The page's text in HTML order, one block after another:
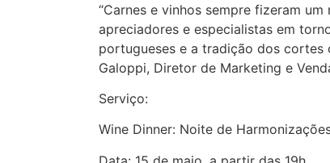
“Carnes e vinhos sempre fizeram
apreciadores e especialistas em
portugueses e a tradição dos cortes
Galoppi, Diretor de Marketing e
Serviço:
Wine Dinner: Noite de